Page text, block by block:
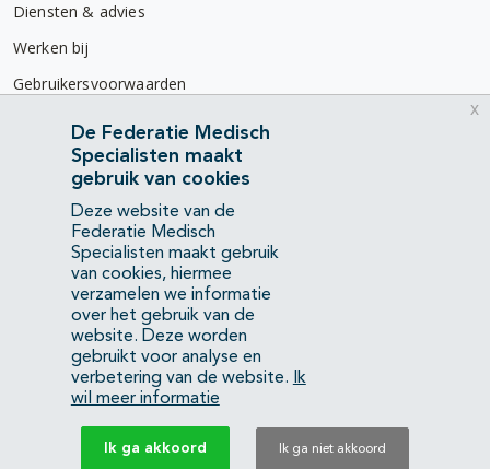
Diensten & advies
Werken bij
Gebruikersvoorwaarden
Privacyverklaring
Contact
Mercatorlaan 1200
3528 BL Utrecht
(088) 505 34 34
info@richtlijnendatabase.nl
YouTubeLinkedIn
KvK Federatie Medisch Specialisten:40483480
De Federatie Medisch
Specialisten maakt
gebruik van cookies
Deze website van de
Federatie Medisch
Specialisten maakt gebruik
van cookies, hiermee
verzamelen we informatie
over het gebruik van de
website. Deze worden
gebruikt voor analyse en
verbetering van de website.
Ik
wil meer informatie
Ik ga akkoord Ik ga niet akkoord
x